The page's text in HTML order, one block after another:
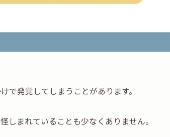
で発覚してしまうことがあります。
しまれていることも少なくありません。